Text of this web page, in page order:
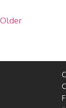
Older